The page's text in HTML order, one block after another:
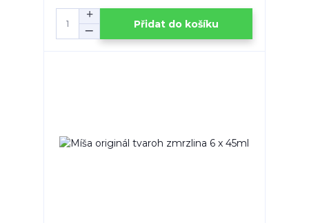
Přidat do košíku